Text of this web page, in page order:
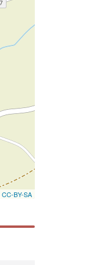
CC-BY-SA